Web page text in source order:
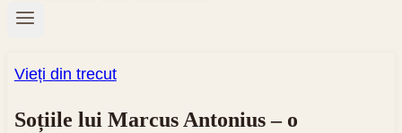
Vieți din trecut
Soțiile lui Marcus Antonius – o